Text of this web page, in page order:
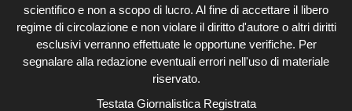
scientifico e non a scopo di lucro. Al fine di accettare il libero
regime di circolazione e non violare il diritto d'autore o altri diritti
esclusivi verranno effettuate le opportune verifiche. Per
segnalare alla redazione eventuali errori nell'uso di materiale
riservato.
Testata Giornalistica Registrata